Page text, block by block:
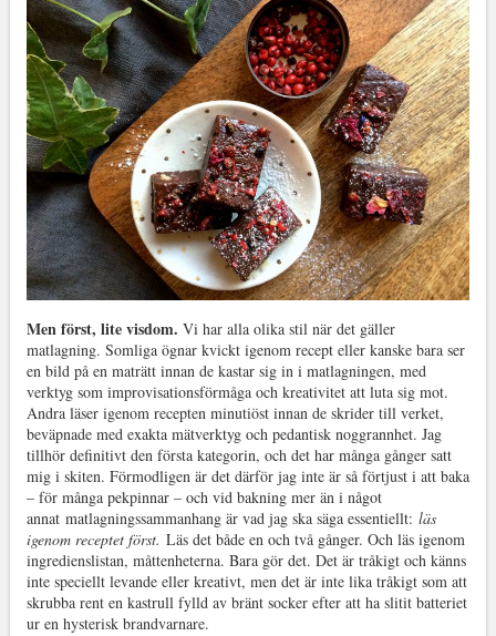
Men först, lite visdom. Vi har alla olika stil när det gäller
matlagning. Somliga ögnar kvickt igenom recept eller kanske bara ser
en bild på en maträtt innan de kastar sig in i matlagningen, med
verktyg som improvisationsförmåga och kreativitet att luta sig mot.
Andra läser igenom recepten minutiöst innan de skrider till verket,
beväpnade med exakta mätverktyg och pedantisk noggrannhet. Jag
tillhör definitivt den första kategorin, och det har många gånger satt
mig i skiten. Förmodligen är det därför jag inte är så förtjust i att baka
– för många pekpinnar – och vid bakning mer än i något
annat matlagningssammanhang är vad jag ska säga essentiellt: läs
igenom receptet först. Läs det både en och två gånger. Och läs igenom
ingredienslistan, måttenheterna. Bara gör det. Det är tråkigt och känns
inte speciellt levande eller kreativt, men det är inte lika tråkigt som att
skrubba rent en kastrull fylld av bränt socker efter att ha slitit batteriet
ur en hysterisk brandvarnare.